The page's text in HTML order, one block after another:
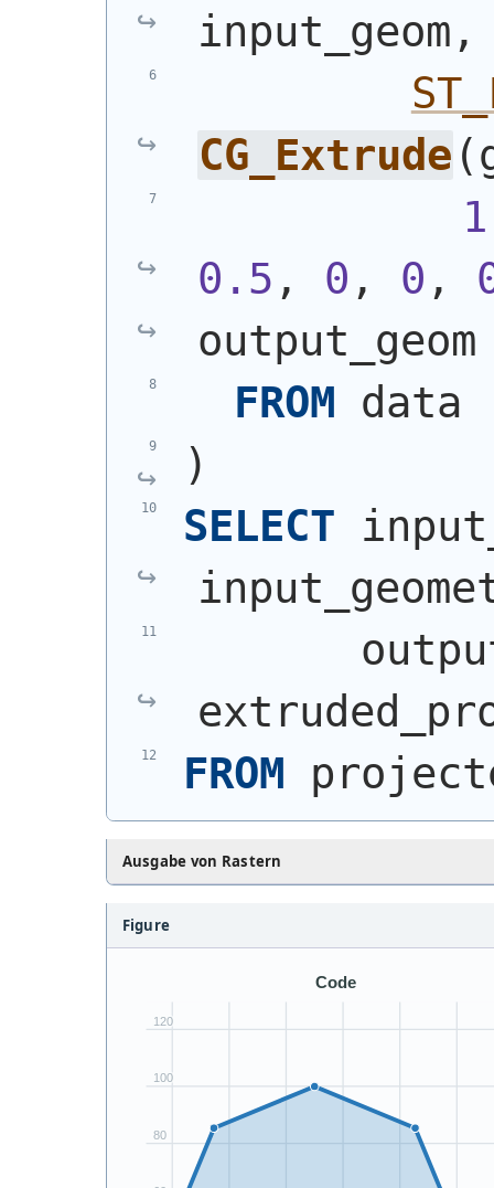
input_geom,
CG_Extrude (
1
0.5 , 0 , 0 ,
output_geom
FROM data
)
SELECT
FROM
Ausgabe von Rastern
Figure